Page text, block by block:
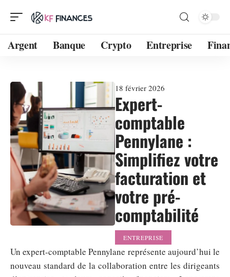
Argent Banque Crypto Entreprise
18 février 2026
Expert-
comptable
Pennylane :
Simplifiez votre
facturation et
votre pré-
comptabilité
ENTREPRISE
Un expert-comptable Pennylane représente aujourd’hui le
nouveau standard de la collaboration entre les dirigeants